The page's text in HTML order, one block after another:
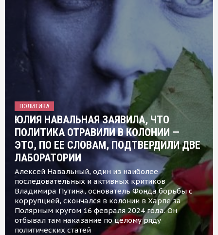
ПОЛИТИКА
ЮЛИЯ НАВАЛЬНАЯ ЗАЯВИЛА, ЧТО
ПОЛИТИКА ОТРАВИЛИ В КОЛОНИИ —
ЭТО, ПО ЕЕ СЛОВАМ, ПОДТВЕРДИЛИ ДВЕ
ЛАБОРАТОРИИ
Алексей Навальный, один из наиболее
последовательных и активных критиков
Владимира Путина, основатель Фонда борьбы с
коррупцией, скончался в колонии в Харпе за
Полярным кругом 16 февраля 2024 года. Он
отбывал там наказание по целому ряду
политических статей